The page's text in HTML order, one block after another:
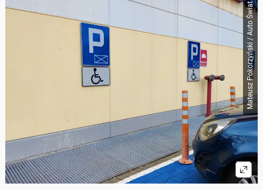
Mateusz Pokorzyński / Auto Świat